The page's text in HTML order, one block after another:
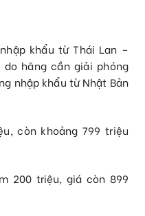
khẩu từ Thái Lan –
hãng cần giải phóng
nhập khẩu từ Nhật Bản
còn khoảng 799 triệu
200 triệu, giá còn 899